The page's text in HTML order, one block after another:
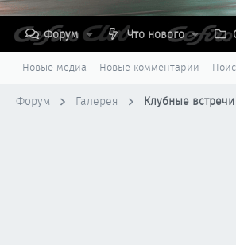
Форум Что нового
Новые медиа Новые комментарии
Форум Галерея Клубные встречи